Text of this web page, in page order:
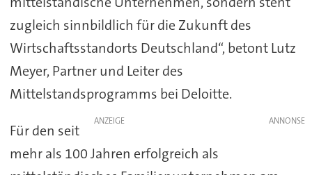
zugleich sinnbildlich für die Zukunft des
Wirtschaftsstandorts Deutschland“, betont Lutz
Meyer, Partner und Leiter des
Mittelstandsprogramms bei Deloitte.
ANZEIGE
Für den seit
mehr als 100 Jahren erfolgreich als